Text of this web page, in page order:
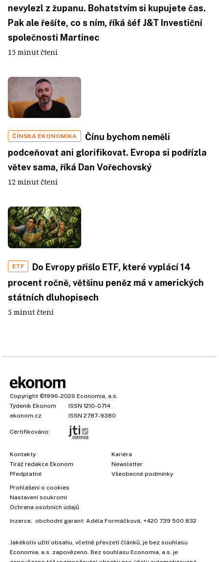
nevylezl z županu. Bohatstvím si kupujete čas.
Pak ale řešíte, co s ním, říká šéf J&T Investiční
společnosti Martinec
15 minut čtení
ČÍNSKÁ EKONOMIKA
Čínu bychom neměli
podceňovat ani glorifikovat. Evropa si podřízla
větev sama, říká Dan Vořechovský
12 minut čtení
ETF
Do Evropy přišlo ETF, které vyplácí 14
procent ročně, většinu peněz má v amerických
státních dluhopisech
5 minut čtení
Copyright ©1996-2026 Economia, a.s.
Týdeník Ekonom
ISSN 1210-0714
ekonom.cz
ISSN 2787-9380
Certifikováno:
Kontakty
Tiráž redakce Ekonom
Předplatné
Kariéra
Newsletter
Všeobecné podmínky
Prohlášení o cookies
Nastavení soukromí
Ochrana osobních údajů
Inzerce , obchodní garant: Adéla Formáčková +420 739 500 832
Jakékoliv užití obsahu, včetně převzetí článků, je bez souhlasu
Economia, a.s. zapovězeno. Bez souhlasu Economia, a.s. je